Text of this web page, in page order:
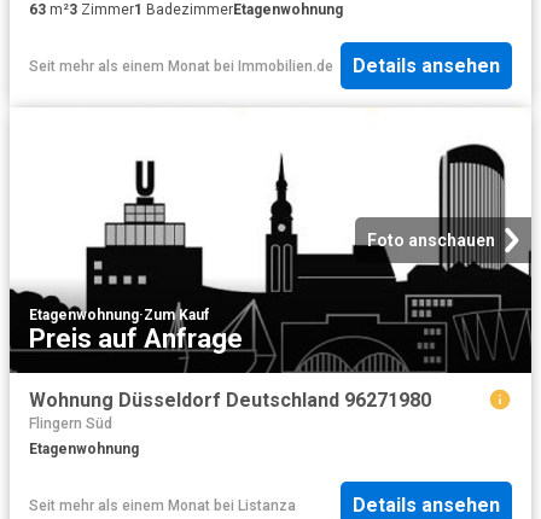
63 m²3 Zimmer1 BadezimmerEtagenwohnung
Seit mehr als einem Monat bei Immobilien.de Details ansehen
Foto anschauen
Etagenwohnung·Zum Kauf
Preis auf Anfrage
Wohnung Düsseldorf Deutschland 96271980
Flingern Süd
Etagenwohnung
Seit mehr als einem Monat bei Listanza Details ansehen